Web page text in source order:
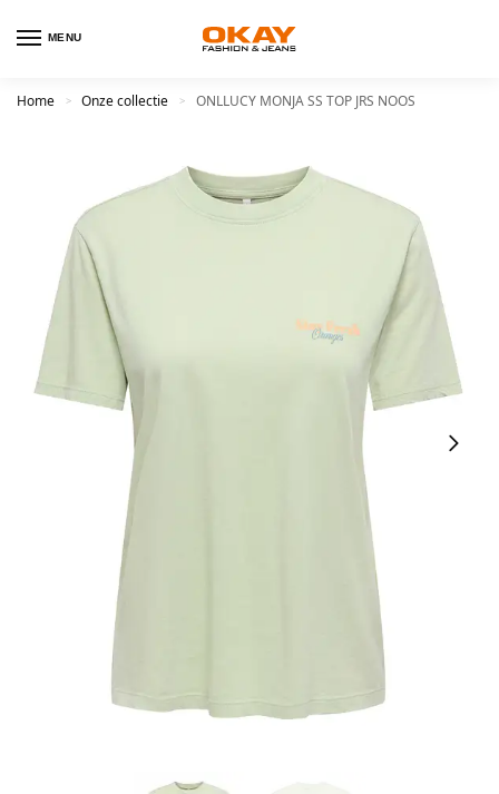
MENU
Home > Onze collectie > ONLLUCY MONJA SS TOP JRS NOOS